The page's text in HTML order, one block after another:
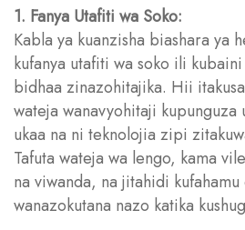
1. Fanya Utafiti wa Soko:
Kabla ya kuanzisha biashara ya
kufanya utafiti wa soko ili
bidhaa zinazohitajika. Hii
wateja wanavyohitaji kupunguza
ukaa na ni teknolojia zipi
Tafuta wateja wa lengo, kama
na viwanda, na jitahidi
wanazokutana nazo katika